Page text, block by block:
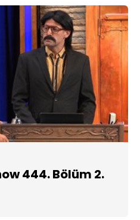
444. Bölüm 2.